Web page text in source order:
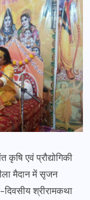
एवं प्रौद्योगिकी
मैदान में सृजन
श्रीरामकथा